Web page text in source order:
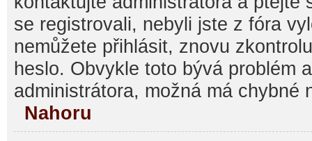
se registrovali, nebyli jste z fóra
nemůžete přihlásit, znovu
heslo. Obvykle toto bývá problém
administrátora, možná má chybné
Nahoru